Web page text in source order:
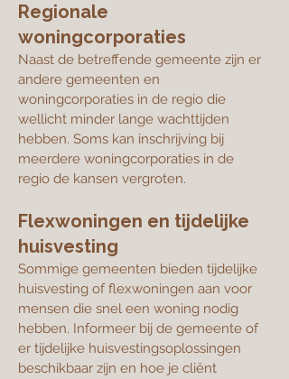
Regionale
woningcorporaties
Naast de betreffende gemeente zijn er
andere gemeenten en
woningcorporaties in de regio die
wellicht minder lange wachttijden
hebben. Soms kan inschrijving bij
meerdere woningcorporaties in de
regio de kansen vergroten.
Flexwoningen en tijdelijke
huisvesting
Sommige gemeenten bieden tijdelijke
huisvesting of flexwoningen aan voor
mensen die snel een woning nodig
hebben. Informeer bij de gemeente of
er tijdelijke huisvestingsoplossingen
beschikbaar zijn en hoe je cliënt